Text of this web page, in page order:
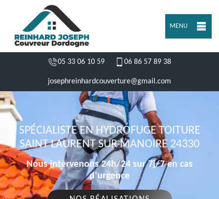
MENU
05 33 06 10 59 06 86 57 89 38
josephreinhardcouverture@gmail.com
SPÉCIALISTE EN HYDROFUGE TOITURE
SAINT LAURENT SUR MANOIRE 24330
Nous intervenons 24h/24 sur 7j/7 en cas
d'urgence